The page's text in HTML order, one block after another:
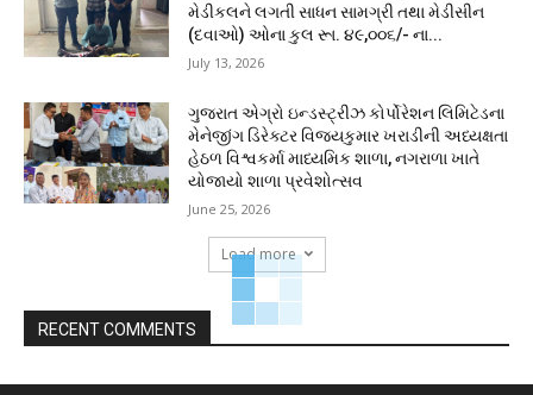
મેડીકલને લગતી સાધન સામગ્રી તથા મેડીસીન
(દવાઓ) ઓના કુલ રૂા. ૪૯,૦૦૬/- ના...
July 13, 2026
ગુજરાત એગ્રો ઇન્ડસ્ટ્રીઝ કોર્પોરેશન લિમિટેડના
મેનેજીંગ ડિરેક્ટર વિજયકુમાર ખરાડીની અધ્યક્ષતા
હેઠળ વિશ્વકર્મા માધ્યમિક શાળા, નગરાળા ખાતે
યોજાયો શાળા પ્રવેશોત્સવ
June 25, 2026
Load more
RECENT COMMENTS